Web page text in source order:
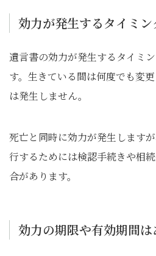
効力が発生するタイミン
遺言書の効力が発生するタイミン
す。生きている間は何度でも変
は発生しません。
死亡と同時に効力が発生します
行するためには検認手続きや相
合があります。
効力の期限や有効期間は